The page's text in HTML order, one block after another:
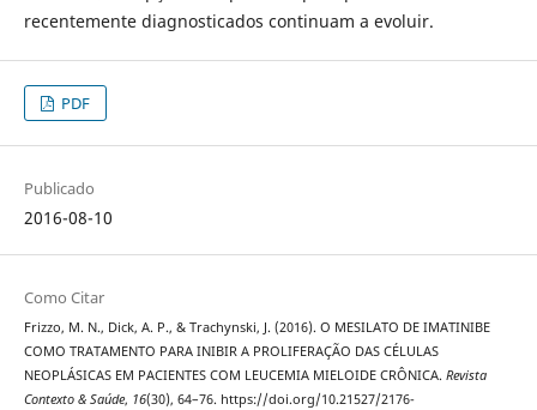
recentemente diagnosticados continuam a evoluir.
PDF
Publicado
2016-08-10
Como Citar
Frizzo, M. N., Dick, A. P., & Trachynski, J. (2016). O MESILATO DE IMATINIBE
COMO TRATAMENTO PARA INIBIR A PROLIFERAÇÃO DAS CÉLULAS
NEOPLÁSICAS EM PACIENTES COM LEUCEMIA MIELOIDE CRÔNICA. Revista
Contexto & Saúde, 16(30), 64–76. https://doi.org/10.21527/2176-